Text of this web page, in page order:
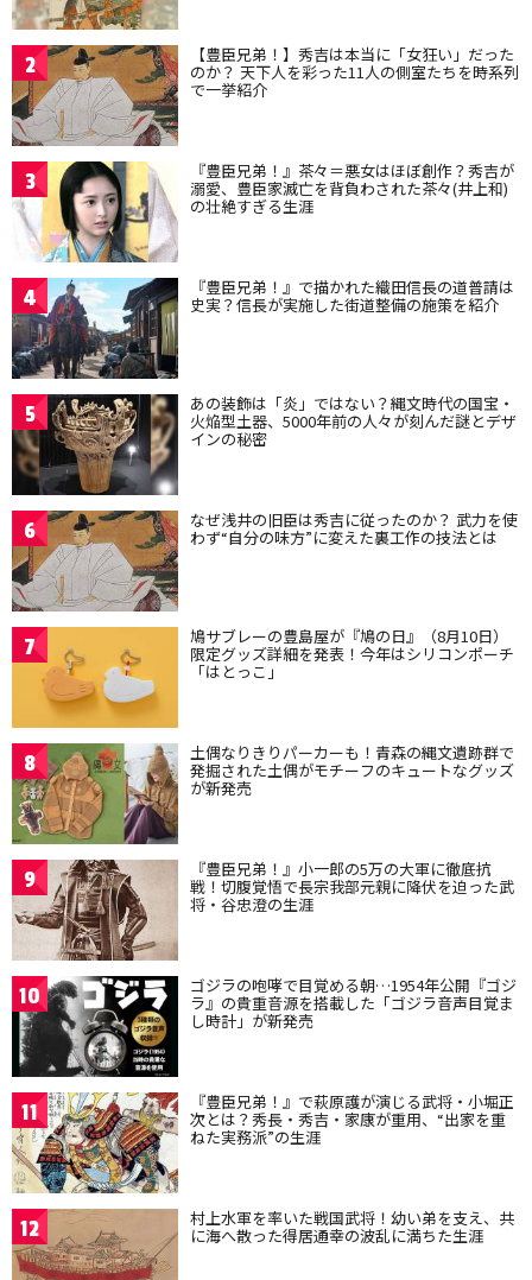
2 【豊臣兄弟！】秀吉は本当に「女狂い」だった
のか？ 天下人を彩った11人の側室たちを時系列
で一挙紹介
3 『豊臣兄弟！』茶々＝悪女はほぼ創作？秀吉が
溺愛、豊臣家滅亡を背負わされた茶々(井上和)
の壮絶すぎる生涯
4 『豊臣兄弟！』で描かれた織田信長の道普請は
史実？信長が実施した街道整備の施策を紹介
5 あの装飾は「炎」ではない？縄文時代の国宝・
火焔型土器、5000年前の人々が刻んだ謎とデザ
インの秘密
6 なぜ浅井の旧臣は秀吉に従ったのか？ 武力を使
わず“自分の味方”に変えた裏工作の技法とは
7 鳩サブレーの豊島屋が『鳩の日』（8月10日）
限定グッズ詳細を発表！今年はシリコンポーチ
「はとっこ」
8 土偶なりきりパーカーも！青森の縄文遺跡群で
発掘された土偶がモチーフのキュートなグッズ
が新発売
9 『豊臣兄弟！』小一郎の5万の大軍に徹底抗
戦！切腹覚悟で長宗我部元親に降伏を迫った武
将・谷忠澄の生涯
10 ゴジラの咆哮で目覚める朝…1954年公開『ゴジ
ラ』の貴重音源を搭載した「ゴジラ音声目覚ま
し時計」が新発売
11 『豊臣兄弟！』で萩原護が演じる武将・小堀正
次とは？秀長・秀吉・家康が重用、“出家を重
ねた実務派”の生涯
12 村上水軍を率いた戦国武将！幼い弟を支え、共
に海へ散った得居通幸の波乱に満ちた生涯